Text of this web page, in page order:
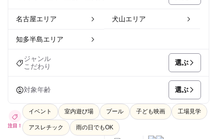
名古屋エリア 犬山エリア
知多半島エリア
ジャンル
こだわり
選ぶ
対象年齢 選ぶ
注目！
イベント 室内遊び場 プール 子ども映画 工場見学
アスレチック 雨の日でもOK